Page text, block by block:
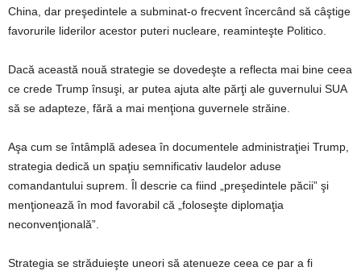
China, dar preşedintele a subminat-o frecvent încercând să câştige
favorurile liderilor acestor puteri nucleare, reaminteşte Politico.
Dacă această nouă strategie se dovedeşte a reflecta mai bine ceea
ce crede Trump însuşi, ar putea ajuta alte părţi ale guvernului SUA
să se adapteze, fără a mai menţiona guvernele străine.
Aşa cum se întâmplă adesea în documentele administraţiei Trump,
strategia dedică un spaţiu semnificativ laudelor aduse
comandantului suprem. Îl descrie ca fiind „preşedintele păcii” şi
menţionează în mod favorabil că „foloseşte diplomaţia
neconvenţională”.
Strategia se străduieşte uneori să atenueze ceea ce par a fi